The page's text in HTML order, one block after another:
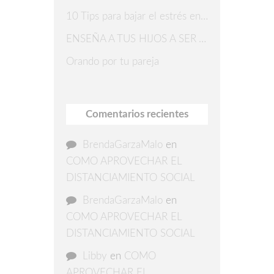
10 Tips para bajar el estrés en Navidad
ENSEÑA A TUS HIJOS A SER AGRADECIDOS
Orando por tu pareja
Comentarios recientes
BrendaGarzaMalo en
COMO APROVECHAR EL
DISTANCIAMIENTO SOCIAL
BrendaGarzaMalo en
COMO APROVECHAR EL
DISTANCIAMIENTO SOCIAL
Libby en COMO